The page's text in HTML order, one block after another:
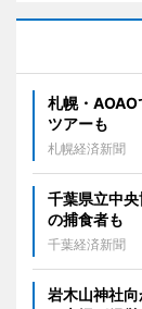
札幌・
ツアーも
札幌経済新聞
千葉県立中
の捕食者も
千葉経済新聞
岩木山神社